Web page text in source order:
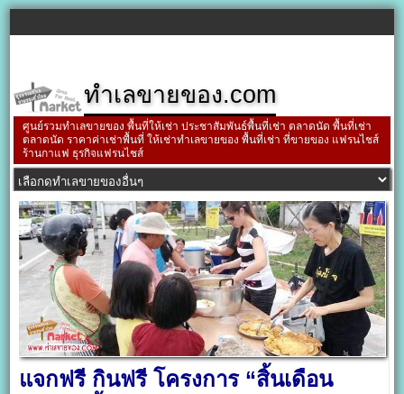
ทำเลขายของ.com
ศูนย์รวมทำเลขายของ พื้นที่ให้เช่า ประชาสัมพันธ์พื้นที่เช่า ตลาดนัด พื้นที่เช่า
ตลาดนัด ราคาค่าเช่าพื้นที่ ให้เช่าทำเลขายของ พื้นที่เช่า ที่ขายของ แฟรนไชส์
ร้านกาแฟ ธุรกิจแฟรนไชส์
แจกฟรี กินฟรี โครงการ “สิ้นเดือน